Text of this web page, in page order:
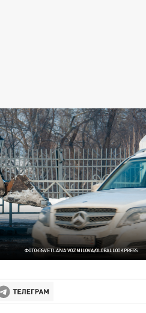
ФОТО:@SVETLANA VOZMILOVA/GLOBALLOOKPRESS